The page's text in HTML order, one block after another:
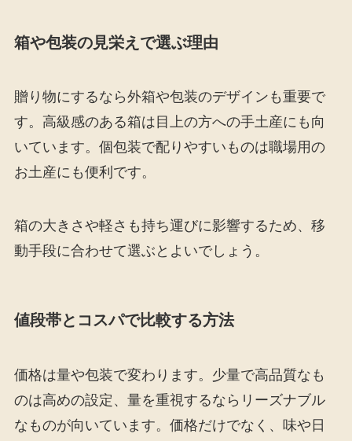
箱や包装の見栄えで選ぶ理由
贈り物にするなら外箱や包装のデザインも重要で
す。高級感のある箱は目上の方への手土産にも向
いています。個包装で配りやすいものは職場用の
お土産にも便利です。
箱の大きさや軽さも持ち運びに影響するため、移
動手段に合わせて選ぶとよいでしょう。
値段帯とコスパで比較する方法
価格は量や包装で変わります。少量で高品質なも
のは高めの設定、量を重視するならリーズナブル
なものが向いています。価格だけでなく、味や日